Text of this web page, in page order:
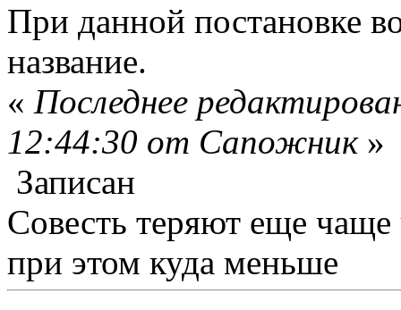
При данной постановке
название.
« Последнее
12:44:30 от Сапожник»
Записан
Совесть теряют еще
при этом куда меньше